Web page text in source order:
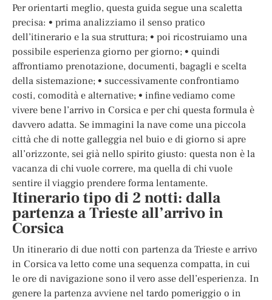
Per orientarti meglio, questa guida segue una scaletta
precisa: • prima analizziamo il senso pratico
dell’itinerario e la sua struttura; • poi ricostruiamo una
possibile esperienza giorno per giorno; • quindi
affrontiamo prenotazione, documenti, bagagli e scelta
della sistemazione; • successivamente confrontiamo
costi, comodità e alternative; • infine vediamo come
vivere bene l’arrivo in Corsica e per chi questa formula è
davvero adatta. Se immagini la nave come una piccola
città che di notte galleggia nel buio e di giorno si apre
all’orizzonte, sei già nello spirito giusto: questa non è la
vacanza di chi vuole correre, ma quella di chi vuole
sentire il viaggio prendere forma lentamente.
Itinerario tipo di 2 notti: dalla
partenza a Trieste all’arrivo in
Corsica
Un itinerario di due notti con partenza da Trieste e arrivo
in Corsica va letto come una sequenza compatta, in cui
le ore di navigazione sono il vero asse dell’esperienza. In
genere la partenza avviene nel tardo pomeriggio o in